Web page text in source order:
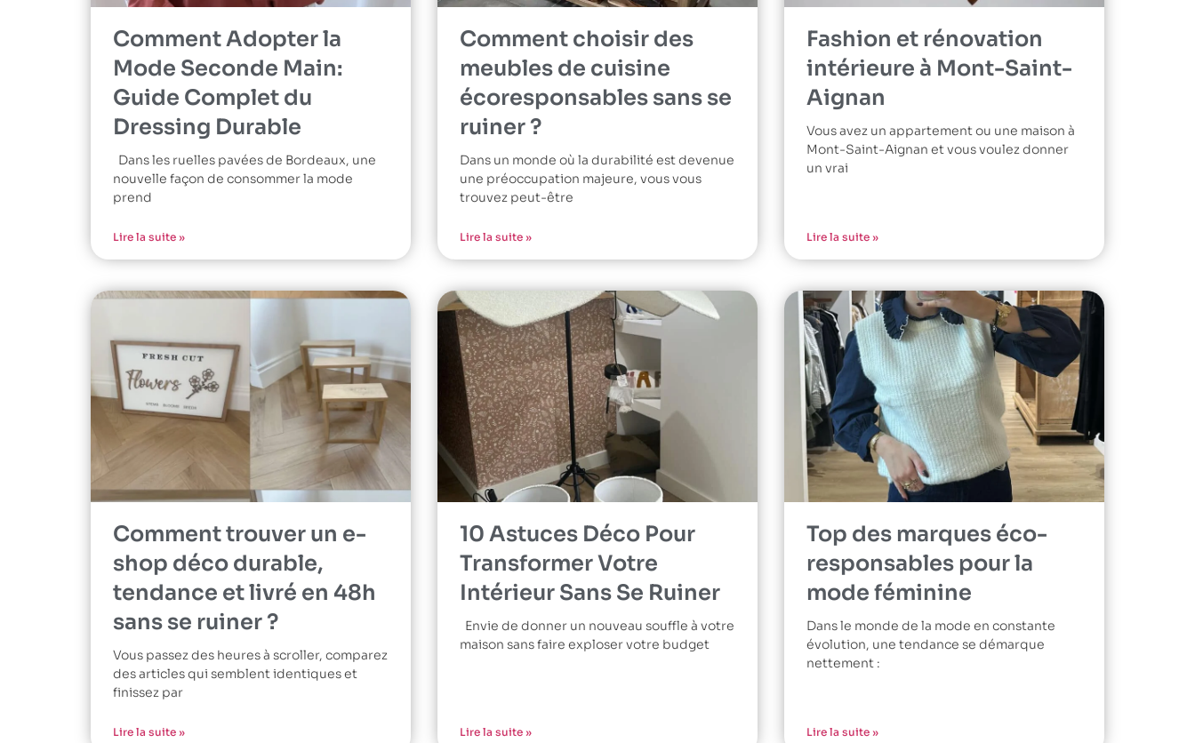
Comment Adopter la
Mode Seconde Main:
Guide Complet du
Dressing Durable
Dans les ruelles pavées de Bordeaux, une
nouvelle façon de consommer la mode
prend
Lire la suite »
Comment choisir des
meubles de cuisine
écoresponsables sans se
ruiner ?
Dans un monde où la durabilité est devenue
une préoccupation majeure, vous vous
trouvez peut-être
Lire la suite »
Fashion et rénovation
intérieure à Mont-Saint-
Aignan
Vous avez un appartement ou une maison à
Mont-Saint-Aignan et vous voulez donner
un vrai
Lire la suite »
Comment trouver un e-
shop déco durable,
tendance et livré en 48h
sans se ruiner ?
Vous passez des heures à scroller, comparez
des articles qui semblent identiques et
finissez par
Lire la suite »
10 Astuces Déco Pour
Transformer Votre
Intérieur Sans Se Ruiner
Envie de donner un nouveau souffle à votre
maison sans faire exploser votre budget
Lire la suite »
Top des marques éco-
responsables pour la
mode féminine
Dans le monde de la mode en constante
évolution, une tendance se démarque
nettement :
Lire la suite »